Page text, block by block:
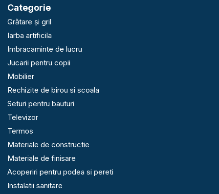
Categorie
Grătare și gril
Iarba artificila
Imbracaminte de lucru
Jucarii pentru copii
Mobilier
Rechizite de birou si scoala
Seturi pentru bauturi
Televizor
Termos
Materiale de constructie
Materiale de finisare
Acoperiri pentru podea si pereti
Instalatii sanitare